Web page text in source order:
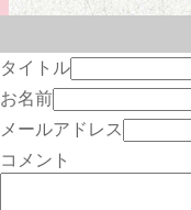
タイトル
お名前
メールアドレス
コメント